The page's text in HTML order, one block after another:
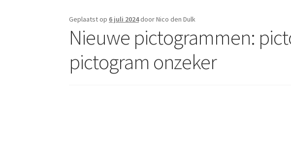
Geplaatst op 6 juli 2024 door Nico den Dulk
Nieuwe pictogrammen:
pictogram onzeker